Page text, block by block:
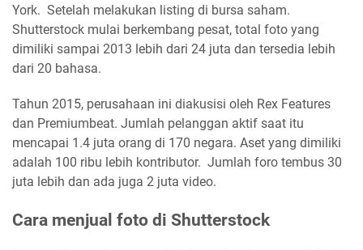
York. Setelah melakukan listing di bursa saham.
Shutterstock mulai berkembang pesat, total foto yang
dimiliki sampai 2013 lebih dari 24 juta dan tersedia lebih
dari 20 bahasa.
Tahun 2015, perusahaan ini diakusisi oleh Rex Features
dan Premiumbeat. Jumlah pelanggan aktif saat itu
mencapai 1.4 juta orang di 170 negara. Aset yang dimiliki
adalah 100 ribu lebih kontributor. Jumlah foro tembus 30
juta lebih dan ada juga 2 juta video.
Cara menjual foto di Shutterstock